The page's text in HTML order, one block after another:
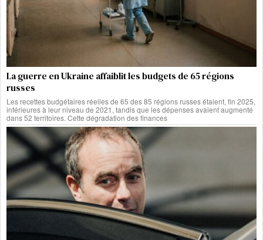
La guerre en Ukraine affaiblit les budgets de 65 régions
russes
Les recettes budgétaires réelles de 65 des 85 régions russes étaient, fin 2025,
inférieures à leur niveau de 2021, tandis que les dépenses avaient augmenté
dans 52 territoires. Cette dégradation des finances